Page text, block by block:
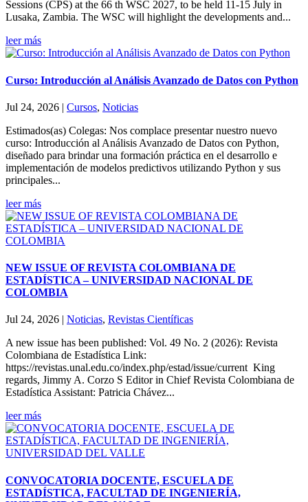
Sessions (CPS) at the 66 th WSC 2027, to be held 11-15 July in
Lusaka, Zambia. The WSC will highlight the developments and...
leer más
Curso: Introducción al Análisis Avanzado de Datos con Python
Jul 24, 2026 | Cursos, Noticias
Estimados(as) Colegas: Nos complace presentar nuestro nuevo
curso: Introducción al Análisis Avanzado de Datos con Python,
diseñado para brindar una formación práctica en el desarrollo e
implementación de modelos predictivos utilizando Python y sus
principales...
leer más
NEW ISSUE OF REVISTA COLOMBIANA DE
ESTADÍSTICA – UNIVERSIDAD NACIONAL DE
COLOMBIA
Jul 24, 2026 | Noticias, Revistas Científicas
A new issue has been published: Vol. 49 No. 2 (2026): Revista
Colombiana de Estadística Link:
https://revistas.unal.edu.co/index.php/estad/issue/current King
regards, Jimmy A. Corzo S Editor in Chief Revista Colombiana de
Estadística Assistant: Patricia Chávez...
leer más
CONVOCATORIA DOCENTE, ESCUELA DE
ESTADÍSTICA, FACULTAD DE INGENIERÍA,